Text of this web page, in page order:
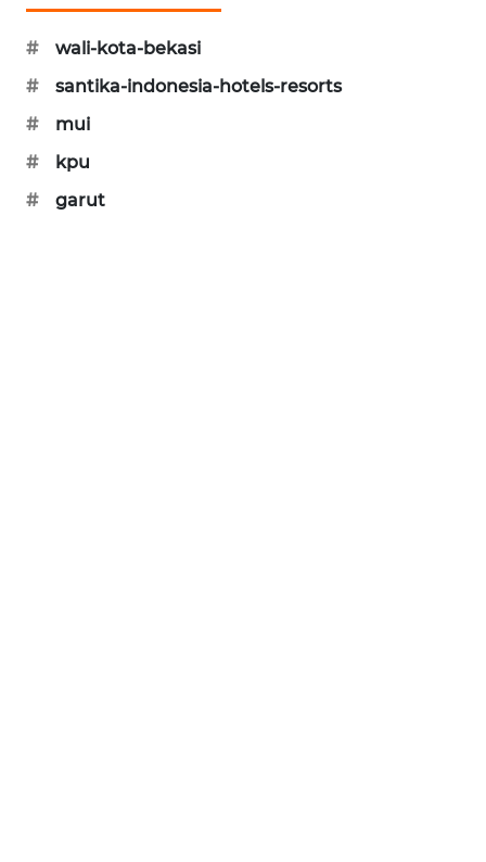
#
wali-kota-bekasi
#
santika-indonesia-hotels-resorts
#
mui
#
kpu
#
garut
ASA